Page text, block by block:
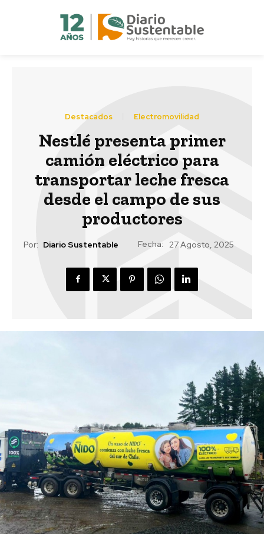
Destacados Electromovilidad
Nestlé presenta primer
camión eléctrico para
transportar leche fresca
desde el campo de sus
productores
Por: Diario Sustentable Fecha: 27 Agosto, 2025